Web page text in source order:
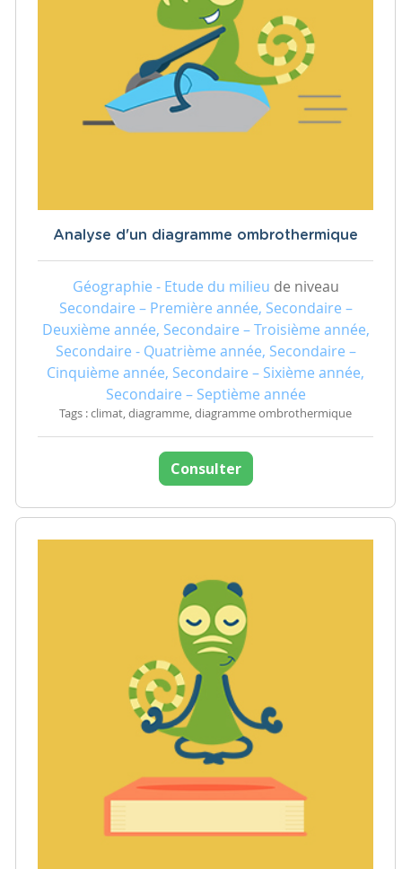
Analyse d'un diagramme ombrothermique
Géographie - Etude du milieu de niveau
Secondaire – Première année, Secondaire –
Deuxième année, Secondaire – Troisième année,
Secondaire - Quatrième année, Secondaire –
Cinquième année, Secondaire – Sixième année,
Secondaire – Septième année
Tags : climat, diagramme, diagramme ombrothermique
Consulter